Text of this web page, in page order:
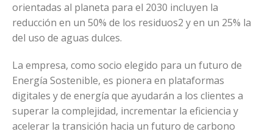
orientadas al planeta para el 2030 incluyen la
reducción en un 50% de los residuos2 y en un 25% la
del uso de aguas dulces.
La empresa, como socio elegido para un futuro de
Energía Sostenible, es pionera en plataformas
digitales y de energía que ayudarán a los clientes a
superar la complejidad, incrementar la eficiencia y
acelerar la transición hacia un futuro de carbono